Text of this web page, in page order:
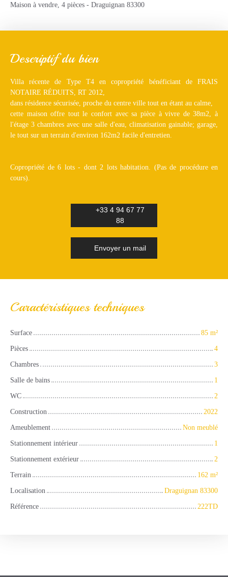
Maison à vendre, 4 pièces - Draguignan 83300
Descriptif du bien
Villa récente de Type T4 en copropriété bénéficiant de FRAIS
NOTAIRE RÉDUITS, RT 2012,
dans résidence sécurisée, proche du centre ville tout en étant au calme,
cette maison offre tout le confort avec sa pièce à vivre de 38m2, à
l'étage 3 chambres avec une salle d'eau, climatisation gainable; garage,
le tout sur un terrain d'environ 162m2 facile d'entretien.
Copropriété de 6 lots - dont 2 lots habitation. (Pas de procédure en
cours).
+33 4 94 67 77
88
Envoyer un mail
Caractéristiques techniques
Surface 85 m²
Pièces
4
Chambres
3
Salle de bains
1
WC
2
Construction
2022
Ameublement
Non meublé
Stationnement intérieur
1
Stationnement extérieur
2
Terrain
162 m²
Localisation
Draguignan 83300
Référence
222TD